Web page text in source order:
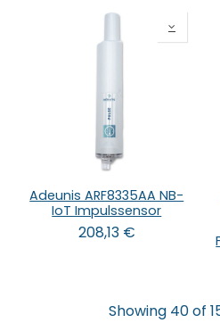
Adeunis ARF8335AA NB-
IoT Impulssensor
208,13€
Showing 40 of